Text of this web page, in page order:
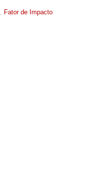
, Fator de Impacto